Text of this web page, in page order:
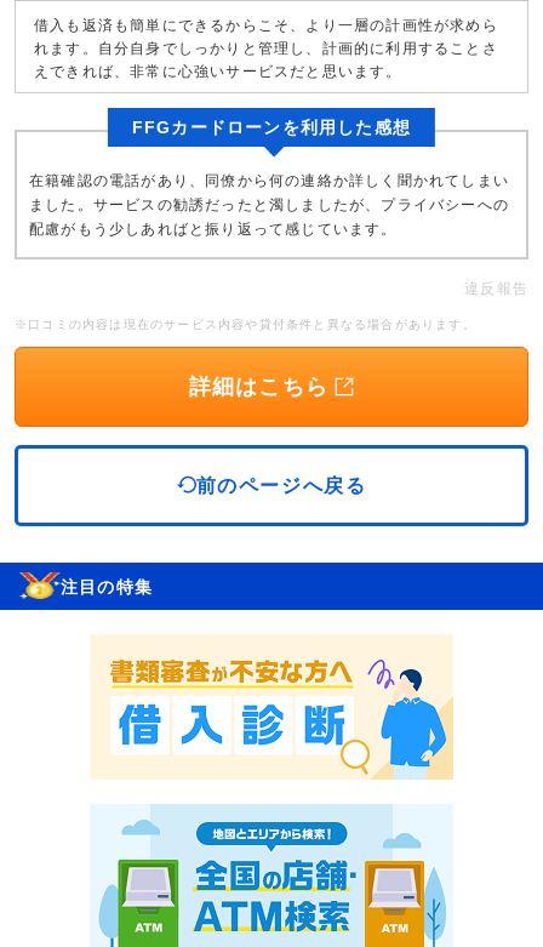
借入も返済も簡単にできるからこそ、より一層の計画性が求めら
れます。自分自身でしっかりと管理し、計画的に利用することさ
えできれば、非常に心強いサービスだと思います。
FFGカードローンを利用した感想
在籍確認の電話があり、同僚から何の連絡か詳しく聞かれてしまい
ました。サービスの勧誘だったと濁しましたが、プライバシーへの
配慮がもう少しあればと振り返って感じています。
違反報告
※口コミの内容は現在のサービス内容や貸付条件と異なる場合があります。
詳細はこちら
前のページへ戻る
注目の特集